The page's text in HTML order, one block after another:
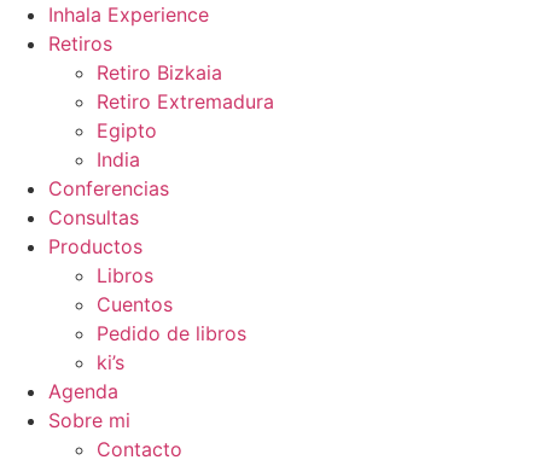
Inhala Experience
Retiros
Retiro Bizkaia
Retiro Extremadura
Egipto
India
Conferencias
Consultas
Productos
Libros
Cuentos
Pedido de libros
ki’s
Agenda
Sobre mi
Contacto